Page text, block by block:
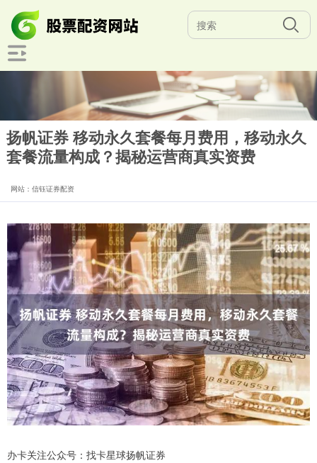
扬帆证券 移动永久套餐每月费用，移动永久
套餐流量构成？揭秘运营商真实资费
网站：信钰证券配资
办卡关注公众号：找卡星球扬帆证券